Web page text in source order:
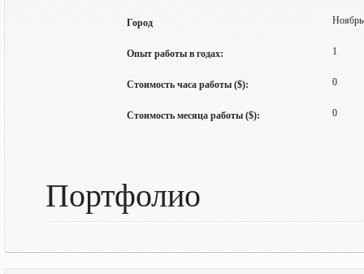
Город
Опыт работы в годах: 1
Стоимость часа работы ($): 0
Стоимость месяца работы ($): 0
Портфолио